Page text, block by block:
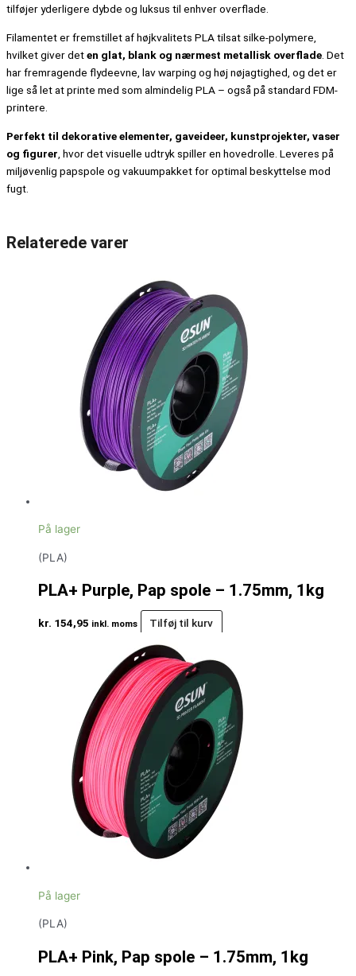
tilføjer yderligere dybde og luksus til enhver overflade.
Filamentet er fremstillet af højkvalitets PLA tilsat silke-polymere,
hvilket giver deten glat, blank og nærmest metallisk overflade . Det
har fremragende flydeevne, lav warping og høj nøjagtighed, og det er
lige så let at printe med som almindelig PLA – også på standard FDM-
printere.
Perfekt til dekorative elementer, gaveideer, kunstprojekter, vaser
og figurer , hvor det visuelle udtryk spiller en hovedrolle. Leveres på
miljøvenlig papspole og vakuumpakket for optimal beskyttelse mod
fugt.
Relaterede varer
På lager
(PLA)
PLA+ Purple, Pap spole – 1.75mm, 1kg
kr. 154,95 inkl. moms Tilføj til kurv
På lager
(PLA)
PLA+ Pink, Pap spole – 1.75mm, 1kg